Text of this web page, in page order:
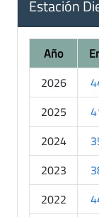
Estación
Año
2026
2025
2024
2023
2022